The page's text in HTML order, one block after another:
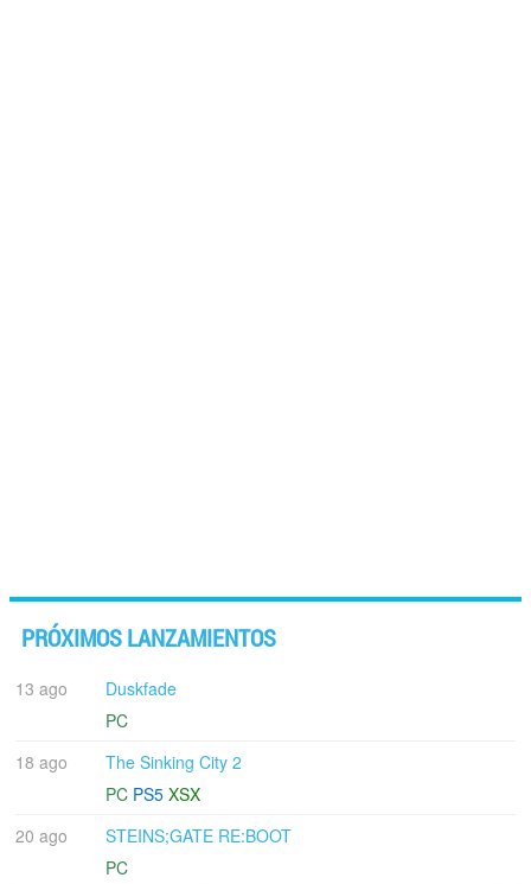
PRÓXIMOS LANZAMIENTOS
13 ago
Duskfade
PC
18 ago
The Sinking City 2
PC PS5 XSX
20 ago
STEINS;GATE RE:BOOT
PC